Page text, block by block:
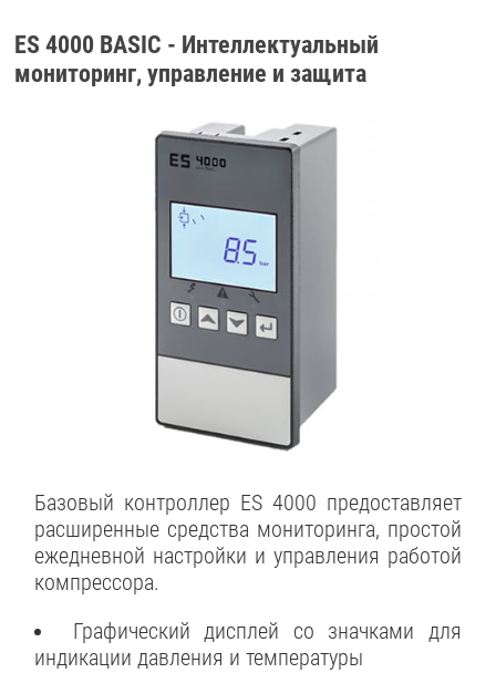
ES 4000 BASIC - Интеллектуальный
мониторинг, управление и защита
Базовый контроллер ES 4000 предоставляет
расширенные средства мониторинга, простой
ежедневной настройки и управления работой
компрессора.
Графический дисплей со значками для
индикации давления и температуры